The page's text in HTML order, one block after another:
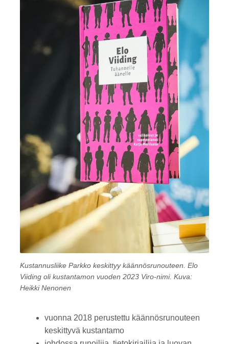
Kustannusliike Parkko keskittyy käännösrunouteen. Elo
Viiding oli kustantamon vuoden 2023 Viro-nimi. Kuva:
Heikki Nenonen
vuonna 2018 perustettu käännösrunouteen
keskittyvä kustantamo